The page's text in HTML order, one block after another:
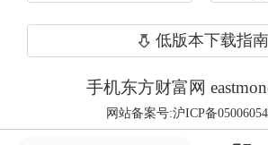
漏洞，还应在多个方向持
需要强化智慧监管。通告
面推行信息化追溯闭环管
低版本下载指南
手机东方财富网
网站备案号:沪ICP备